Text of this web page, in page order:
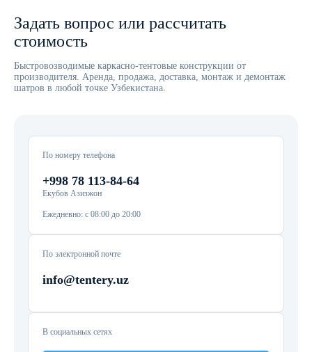
Задать вопрос или рассчитать
стоимость
Быстровозводимые каркасно-тентовые конструкции от
производителя. Аренда, продажа, доставка, монтаж и демонтаж
шатров в любой точке Узбекистана.
По номеру телефона
+998 78 113-84-64
Екубов Азизжон
Ежедневно: с 08:00 до 20:00
По электронной почте
info@tentery.uz
В социальных сетях